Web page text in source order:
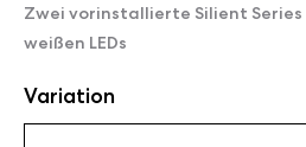
Zwei vorinstallierte Silient Series
weißen LEDs
Variation